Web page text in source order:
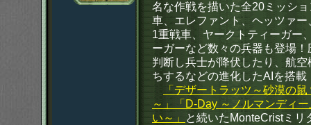
名な作戦を描いた全20ミッシ
車、エレファント、ヘッツァ
1重戦車、ヤークトティーガー
ーガーなど数々の兵器も登場
判断し兵士が降伏したり、航
ちするなどの進化したAIを搭載
「デザートラッツ～砂漠の
～」
「D-Day ～ノルマンディ
い～」
と続いたMonteCristミ